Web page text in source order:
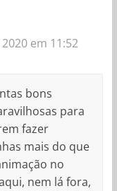
em 11:52
bons
para
fazer
mais do que
no
nem lá fora,